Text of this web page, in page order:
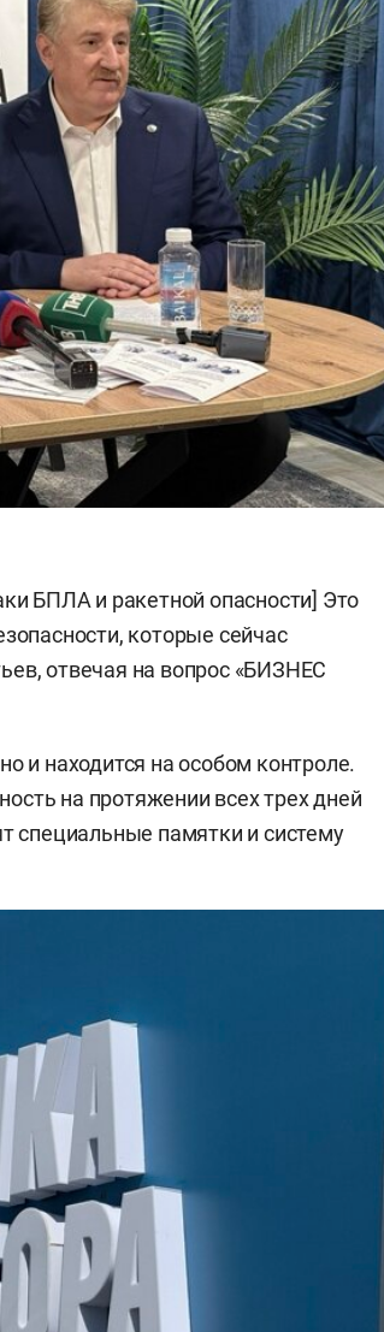
БПЛА и ракетной опасности] Это
которые сейчас
отвечая на вопрос «БИЗНЕС
и находится на особом контроле.
на протяжении всех трех дней
специальные памятки и систему